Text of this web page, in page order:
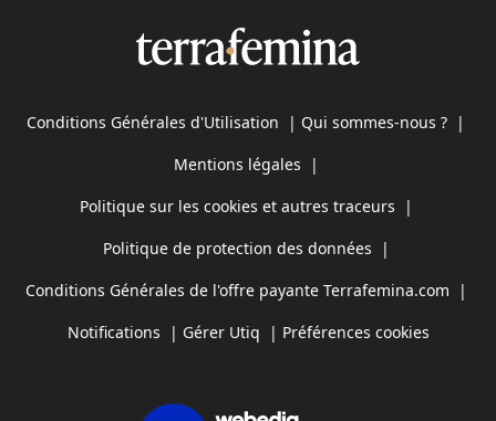
Conditions Générales d'Utilisation | Qui sommes-nous ? |
Mentions légales |
Politique sur les cookies et autres traceurs |
Politique de protection des données |
Conditions Générales de l'offre payante Terrafemina.com |
Notifications | Gérer Utiq | Préférences cookies